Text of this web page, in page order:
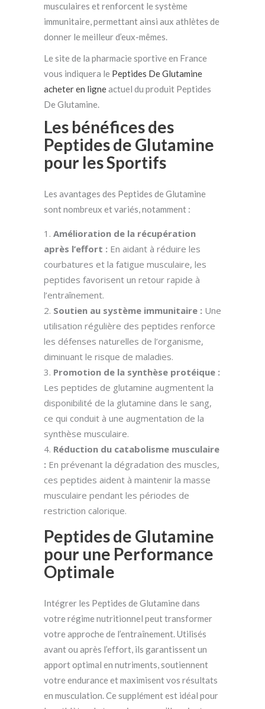
musculaires et renforcent le système
immunitaire, permettant ainsi aux athlètes de
donner le meilleur d’eux-mêmes.
Le site de la pharmacie sportive en France
vous indiquera le Peptides De Glutamine
acheter en ligneactuel du produit Peptides
De Glutamine.
Les bénéfices des
Peptides de Glutamine
pour les Sportifs
Les avantages des Peptides de Glutamine
sont nombreux et variés, notamment :
Amélioration de la récupération
après l’effort : En aidant à réduire les
courbatures et la fatigue musculaire, les
peptides favorisent un retour rapide à
l’entraînement.
Soutien au système immunitaire : Une
utilisation régulière des peptides renforce
les défenses naturelles de l’organisme,
diminuant le risque de maladies.
Promotion de la synthèse protéique :
Les peptides de glutamine augmentent la
disponibilité de la glutamine dans le sang,
ce qui conduit à une augmentation de la
synthèse musculaire.
Réduction du catabolisme musculaire
: En prévenant la dégradation des muscles,
ces peptides aident à maintenir la masse
musculaire pendant les périodes de
restriction calorique.
Peptides de Glutamine
pour une Performance
Optimale
Intégrer les Peptides de Glutamine dans
votre régime nutritionnel peut transformer
votre approche de l’entraînement. Utilisés
avant ou après l’effort, ils garantissent un
apport optimal en nutriments, soutiennent
votre endurance et maximisent vos résultats
en musculation. Ce supplément est idéal pour